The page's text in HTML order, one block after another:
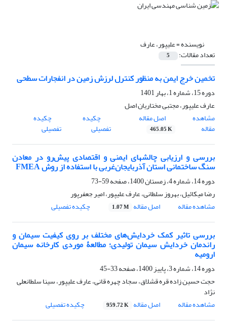
نویسنده =علیپور، عارف
تعداد مقالات: 5
تخمین خرج ‌ایمن به منظور کنترل لرزش زمین در انفجارات سطحی
دوره 15، شماره 1، بهار 1401
عارف علیپور، مجتبی مختاریان اصل
مشاهده
مقاله
اصل مقاله
465.05 K
چکیده
تفصیلی
چکیده
تفصیلی
بررسی و ارزیابی چالشهای ایمنی و اقتصادی پیش‌رو در معادن
سنگ ساختمانی استان آذربایجان‌غربی با استفاده از روش FMEA
دوره 14، شماره 4، زمستان 1400، صفحه
59-73
رضا میکائیل، بهروز سلطانی، عارف علیپور، امیر جعفرپور
مشاهده مقاله
اصل مقاله 1.07 M چکیده تفصیلی
بررسی تاثیر کمک خردایش‌های مختلف بر روی کیفیت سیمان و
راندمان خردایش سیمان تولیدی؛ مطالعۀ موردی کارخانه سیمان
ارومیه
دوره 14، شماره 3، پاییز 1400، صفحه
33-45
حجت حسین زاده قره قشلاق، سجاد چهره قانی، عارف علیپور، سینا سلطانعلی
نژاد
مشاهده مقاله
اصل مقاله 959.72 K چکیده تفصیلی